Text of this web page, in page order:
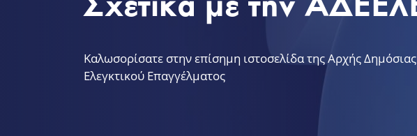
Καλωσορίσατε στην επίσημη ιστοσελίδα της Αρχής
Ελεγκτικού Επαγγέλματος